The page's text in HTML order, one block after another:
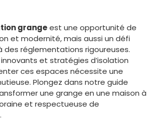
grangeest une opportunité de
et modernité, mais aussi un défi
des réglementations rigoureuses.
et stratégies d’isolation
ces espaces nécessite une
Plongez dans notre guide
une grange en une maison à
et respectueuse de